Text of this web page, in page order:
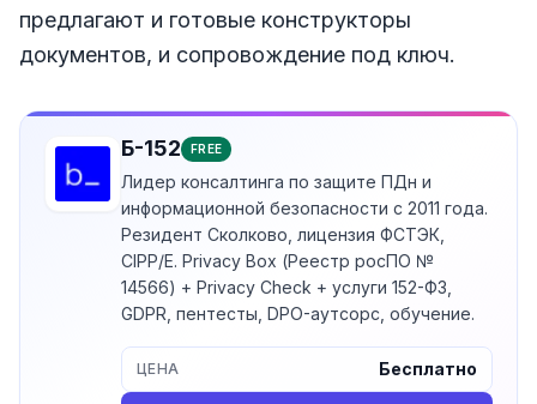
предлагают и готовые конструкторы
документов, и сопровождение под ключ.
Б-152 FREE
Лидер консалтинга по защите ПДн и
информационной безопасности с 2011 года.
Резидент Сколково, лицензия ФСТЭК,
CIPP/E. Privacy Box (Реестр росПО №
14566) + Privacy Check + услуги 152-ФЗ,
GDPR, пентесты, DPO-аутсорс, обучение.
ЦЕНА Бесплатно